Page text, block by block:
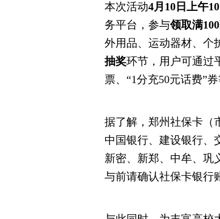
本次活动4月10日上午
务平台，参与领取满
外用品、运动器材、个
抽奖环节，用户可通过
票、“1分充50元话费”券
据了解，郑州社保卡（
中国银行、建设银行、
新密、新郑、中牟、巩
与前请确认社保卡银行